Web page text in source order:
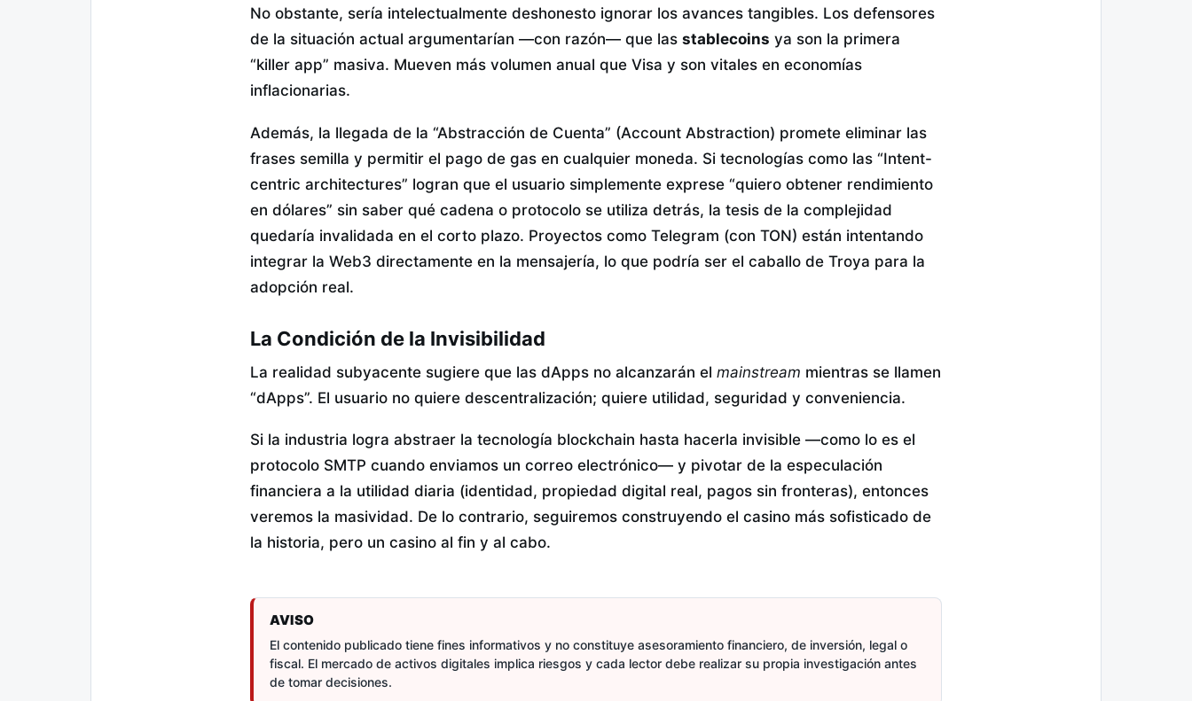
No obstante, sería intelectualmente deshonesto ignorar los avances tangibles. Los defensores
de la situación actual argumentarían —con razón— que las stablecoins ya son la primera
“killer app” masiva. Mueven más volumen anual que Visa y son vitales en economías
inflacionarias.
Además, la llegada de la “Abstracción de Cuenta” (Account Abstraction) promete eliminar las
frases semilla y permitir el pago de gas en cualquier moneda. Si tecnologías como las “Intent-
centric architectures” logran que el usuario simplemente exprese “quiero obtener rendimiento
en dólares” sin saber qué cadena o protocolo se utiliza detrás, la tesis de la complejidad
quedaría invalidada en el corto plazo. Proyectos como Telegram (con TON) están intentando
integrar la Web3 directamente en la mensajería, lo que podría ser el caballo de Troya para la
adopción real.
La Condición de la Invisibilidad
La realidad subyacente sugiere que las dApps no alcanzarán el mainstream mientras se llamen
“dApps”. El usuario no quiere descentralización; quiere utilidad, seguridad y conveniencia.
Si la industria logra abstraer la tecnología blockchain hasta hacerla invisible —como lo es el
protocolo SMTP cuando enviamos un correo electrónico— y pivotar de la especulación
financiera a la utilidad diaria (identidad, propiedad digital real, pagos sin fronteras), entonces
veremos la masividad. De lo contrario, seguiremos construyendo el casino más sofisticado de
la historia, pero un casino al fin y al cabo.
AVISO
El contenido publicado tiene fines informativos y no constituye asesoramiento financiero, de inversión, legal o
fiscal. El mercado de activos digitales implica riesgos y cada lector debe realizar su propia investigación antes
de tomar decisiones.